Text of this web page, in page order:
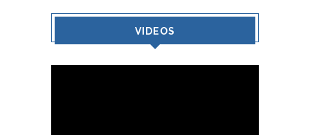
VIDEOS